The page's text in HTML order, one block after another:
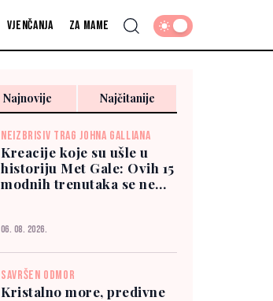
Vjenčanja Za mame
Najnovije Najčitanije
NEIZBRISIV TRAG JOHNA GALLIANA
Kreacije koje su ušle u
historiju Met Gale: Ovih 15
modnih trenutaka se ne
06. 08. 2026.
SAVRŠEN ODMOR
Kristalno more, predivne